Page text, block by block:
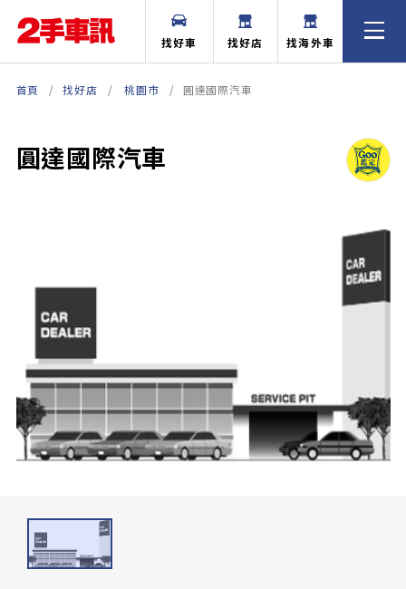
找好車 找好店 找海外車
首頁 找好店 桃園市 圓達國際汽車
圓達國際汽車